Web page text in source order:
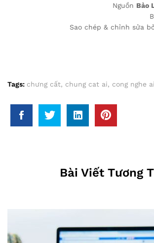
Nguồn Bảo
Sao chép & chỉnh sửa
Tags: chưng cất, chung cat ai, cong nghe ai
Bài Viết Tương